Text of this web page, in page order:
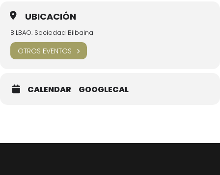
UBICACIÓN
BILBAO. Sociedad Bilbaina
OTROS EVENTOS
CALENDAR GOOGLECAL